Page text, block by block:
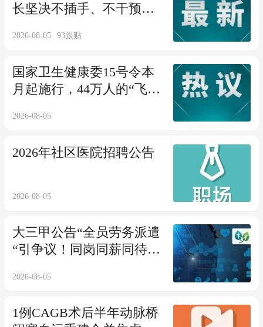
长坚决不插手、不干预、
工程建设、医疗设备等”
2026-08-05 93跟贴
国家卫生健康委15号令本
月起施行，44万人的“飞
2026-08-05
2026年社区医院招聘公告
2026-08-05
大三甲公告“全员劳务派遣
“引争议！同岗同薪同待遇
2026-08-05
1例CAGB术后半年动脉桥